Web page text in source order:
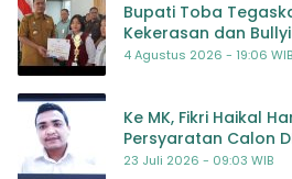
Bupati Toba
Kekerasan dan
Dorong Kolaborasi
4 Agustus 2026 - 19:06 WIB
Ke MK, Fikri Haikal
Persyaratan Calon
Kompetensi
23 Juli 2026 - 09:03 WIB